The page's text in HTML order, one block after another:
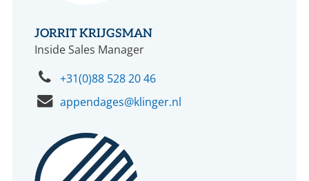
JORRIT KRIJGSMAN
Inside Sales Manager
+31(0)88 528 20 46
appendages@klinger.nl